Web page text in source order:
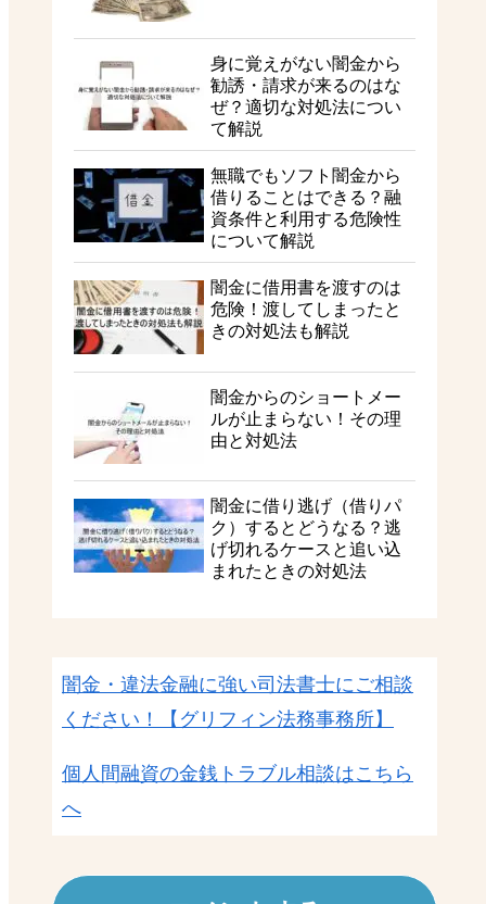
身に覚えがない闇金から
勧誘・請求が来るのはな
ぜ？適切な対処法につい
て解説
無職でもソフト闇金から
借りることはできる？融
資条件と利用する危険性
について解説
闇金に借用書を渡すのは
危険！渡してしまったと
きの対処法も解説
闇金からのショートメー
ルが止まらない！その理
由と対処法
闇金に借り逃げ（借りパ
ク）するとどうなる？逃
げ切れるケースと追い込
まれたときの対処法
闇金・違法金融に強い司法書士にご相談
ください！
【グリフィン法務事務所】
個人間融資の金銭トラブル相談はこちら
へ